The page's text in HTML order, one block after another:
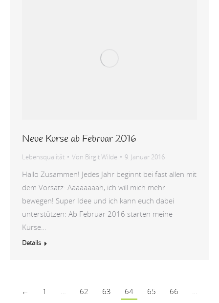
Neue Kurse ab Februar 2016
Lebensqualität Von Birgit Wilde 9. Januar 2016
Hallo Zusammen! Jedes Jahr beginnt bei fast allen mit
dem Vorsatz: Aaaaaaaah, ich will mich mehr
bewegen! Super Idee und ich kann euch dabei
unterstützen: Ab Februar 2016 starten meine
Kurse…
Details
← 1 62 63 64 65 66